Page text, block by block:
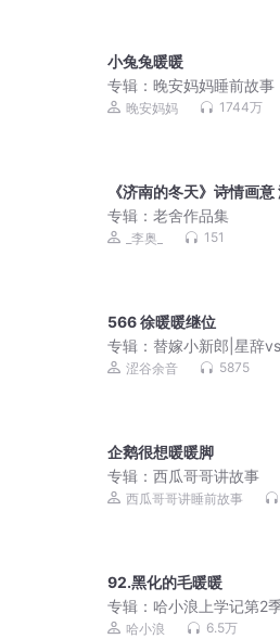
小兔兔暖暖
专辑：晚安妈妈睡前故事
晚安妈妈 1744万
《济南的冬天》诗情画
专辑：老舍作品集
_李奥_ 151
566 徐暖暖继位
专辑： 替嫁小新郎|星辞
剧】涩谷余音 5875
企鹅很想暖暖脚
专辑：西瓜哥哥讲故事
西瓜哥哥讲睡前故事
92.黑化的毛暖暖
专辑： 哈小浪上学记第2
事|校园故事
哈小浪 6.5万